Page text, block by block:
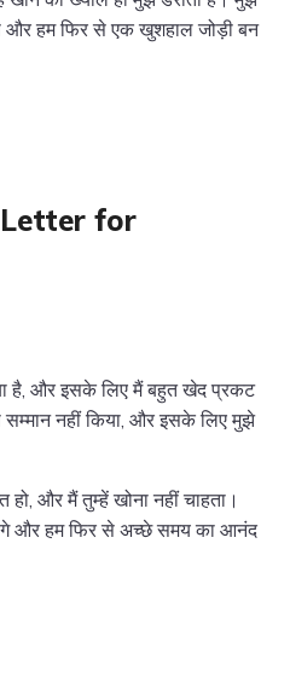
और हम फिर से एक खुशहाल जोड़ी बन
for
है, और इसके लिए मैं बहुत खेद प्रकट
सम्मान नहीं किया, और इसके लिए मुझे
हो, और मैं तुम्हें खोना नहीं चाहता।
और हम फिर से अच्छे समय का आनंद